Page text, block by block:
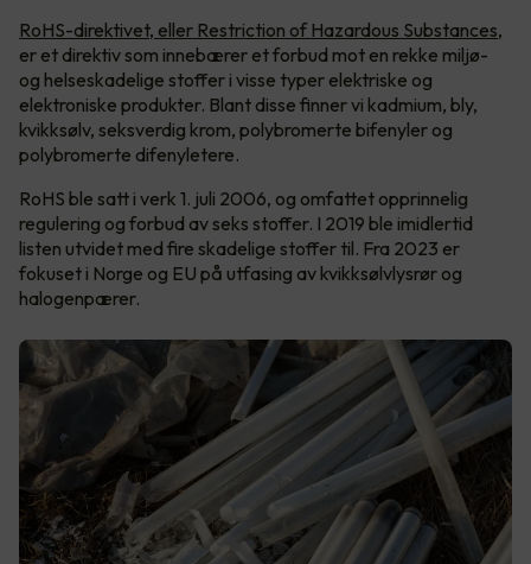
RoHS-direktivet, eller Restriction of Hazardous Substances,
er et direktiv som innebærer et forbud mot en rekke miljø-
og helseskadelige stoffer i visse typer elektriske og
elektroniske produkter. Blant disse finner vi kadmium, bly,
kvikksølv, seksverdig krom, polybromerte bifenyler og
polybromerte difenyletere.
RoHS ble satt i verk 1. juli 2006, og omfattet opprinnelig
regulering og forbud av seks stoffer. I 2019 ble imidlertid
listen utvidet med fire skadelige stoffer til. Fra 2023 er
fokuset i Norge og EU på utfasing av kvikksølvlysrør og
halogenpærer.